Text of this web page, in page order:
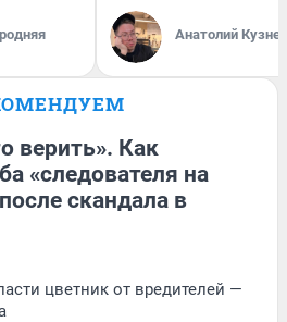
Анатолий
верить». Как
«следователя на
скандала в
цветник от вредителей —